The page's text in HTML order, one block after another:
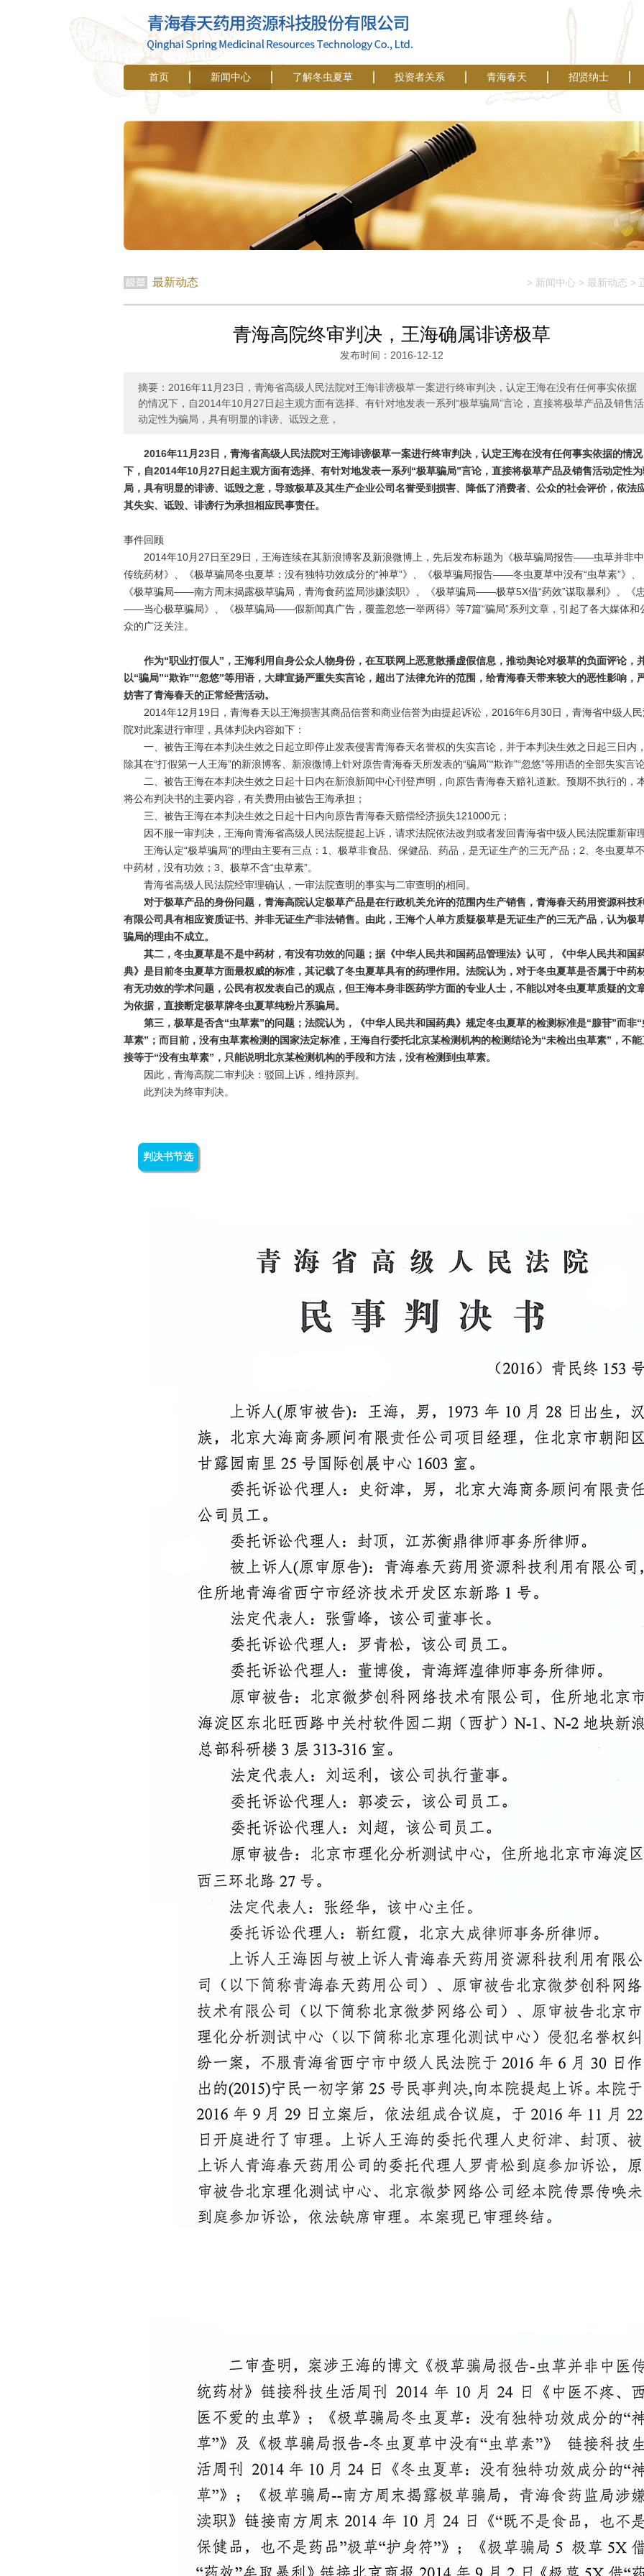
首页 新闻中心 了解冬虫夏草 投资者关系 青海春天 招贤纳士
最新动态 > 新闻中心 > 最新动态 >
青海高院终审判决，王海确属诽谤极草
发布时间：2016-12-12
摘要：2016年11月23日，青海省高级人民法院对王海诽谤极草一案进行终审判决，认定王海在没有任何事实依据
的情况下，自2014年10月27日起主观方面有选择、有针对地发表一系列“极草骗局”言论，直接将极草产品及销售活
动定性为骗局，具有明显的诽谤、诋毁之意，
2016年11月23日，青海省高级人民法院对王海诽谤极草一案进行终审判决，认定王海在没有任何事实依据的情况
下，自2014年10月27日起主观方面有选择、有针对地发表一系列“极草骗局”言论，直接将极草产品及销售活动定性
局，具有明显的诽谤、诋毁之意，导致极草及其生产企业公司名誉受到损害、降低了消费者、公众的社会评价，依法
其失实、诋毁、诽谤行为承担相应民事责任。
事件回顾
2014年10月27日至29日，王海连续在其新浪博客及新浪微博上，先后发布标题为《极草骗局报告——虫草并非
传统药材》、《极草骗局冬虫夏草：没有独特功效成分的“神草”》、《极草骗局报告——冬虫夏草中没有“虫草素”》、
《极草骗局——南方周末揭露极草骗局，青海食药监局涉嫌渎职》、《极草骗局——极草5X借“药效”谋取暴利》、《
——当心极草骗局》、《极草骗局——假新闻真广告，覆盖忽悠一举两得》等7篇“骗局”系列文章，引起了各大媒体和
众的广泛关注。
作为“职业打假人”，王海利用自身公众人物身份，在互联网上恶意散播虚假信息，推动舆论对极草的负面评论，
以“骗局”“欺诈”“忽悠”等用语，大肆宣扬严重失实言论，超出了法律允许的范围，给青海春天带来较大的恶性影响，
妨害了青海春天的正常经营活动。
2014年12月19日，青海春天以王海损害其商品信誉和商业信誉为由提起诉讼，2016年6月30日，青海省中级人
院对此案进行审理，具体判决内容如下：
一、被告王海在本判决生效之日起立即停止发表侵害青海春天名誉权的失实言论，并于本判决生效之日起三日内
除其在“打假第一人王海”的新浪博客、新浪微博上针对原告青海春天所发表的“骗局”“欺诈”“忽悠”等用语的全部失实言论
二、被告王海在本判决生效之日起十日内在新浪新闻中心刊登声明，向原告青海春天赔礼道歉。预期不执行的，
将公布判决书的主要内容，有关费用由被告王海承担；
三、被告王海在本判决生效之日起十日内向原告青海春天赔偿经济损失121000元；
因不服一审判决，王海向青海省高级人民法院提起上诉，请求法院依法改判或者发回青海省中级人民法院重新审理
王海认定“极草骗局”的理由主要有三点：1、极草非食品、保健品、药品，是无证生产的三无产品；2、冬虫夏草
中药材，没有功效；3、极草不含“虫草素”。
青海省高级人民法院经审理确认，一审法院查明的事实与二审查明的相同。
对于极草产品的身份问题，青海高院认定极草产品是在行政机关允许的范围内生产销售，青海春天药用资源科技
有限公司具有相应资质证书、并非无证生产非法销售。由此，王海个人单方质疑极草是无证生产的三无产品，认为极
骗局的理由不成立。
其二，冬虫夏草是不是中药材，有没有功效的问题；据《中华人民共和国药品管理法》认可，《中华人民共和国
典》是目前冬虫夏草方面最权威的标准，其记载了冬虫夏草具有的药理作用。法院认为，对于冬虫夏草是否属于中药材
有无功效的学术问题，公民有权发表自己的观点，但王海本身非医药学方面的专业人士，不能以对冬虫夏草质疑的文
为依据，直接断定极草牌冬虫夏草纯粉片系骗局。
第三，极草是否含“虫草素”的问题；法院认为，《中华人民共和国药典》规定冬虫夏草的检测标准是“腺苷”而非“
草素”；而目前，没有虫草素检测的国家法定标准，王海自行委托北京某检测机构的检测结论为“未检出虫草素”，不能
接等于“没有虫草素”，只能说明北京某检测机构的手段和方法，没有检测到虫草素。
因此，青海高院二审判决：驳回上诉，维持原判。
此判决为终审判决。
判决书节选